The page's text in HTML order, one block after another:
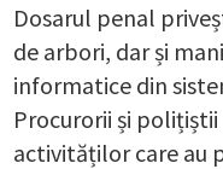
Dosarul penal
de arbori, dar și
informatice din
Procurorii și
activităților care au